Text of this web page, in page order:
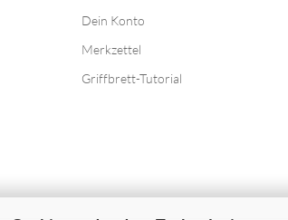
Dein Konto
Merkzettel
Griffbrett-Tutorial